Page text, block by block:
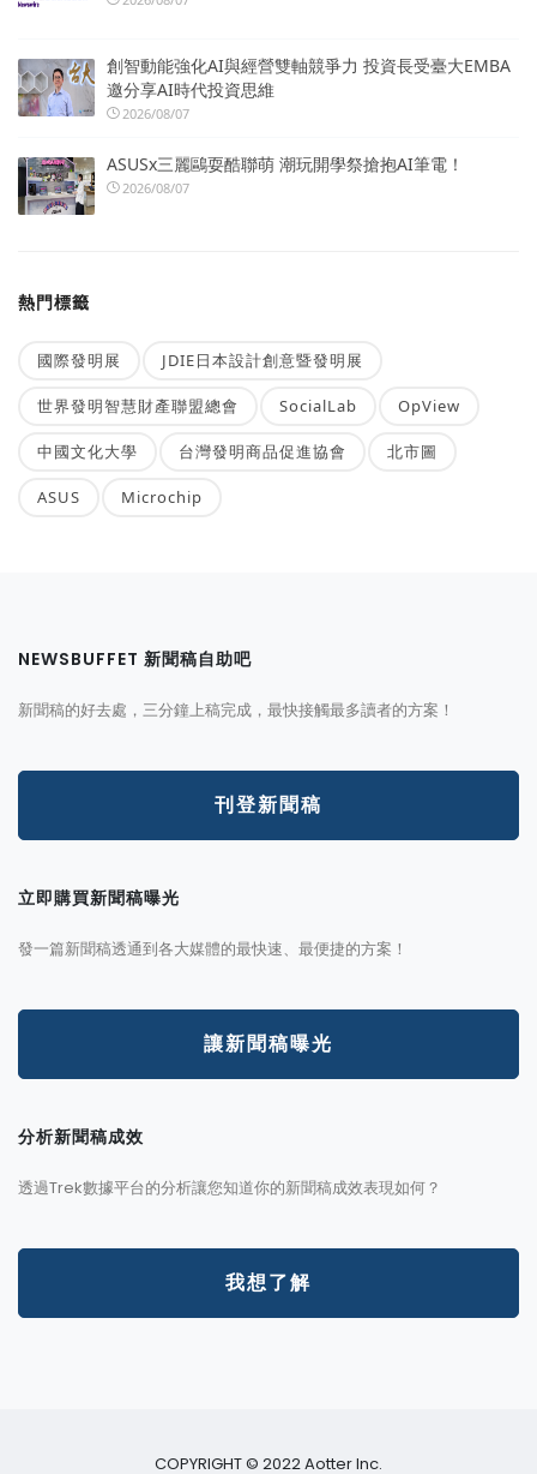
創智動能強化AI與經營雙軸競爭力 投資長受臺大EMBA
邀分享AI時代投資思維
2026/08/07
ASUSx三麗鷗耍酷聯萌 潮玩開學祭搶抱AI筆電！
2026/08/07
熱門標籤
國際發明展 JDIE日本設計創意暨發明展
世界發明智慧財產聯盟總會 SocialLab OpView
中國文化大學 台灣發明商品促進協會 北市圖
ASUS Microchip
NEWSBUFFET 新聞稿自助吧
新聞稿的好去處，三分鐘上稿完成，最快接觸最多讀者的方案！
刊登新聞稿
立即購買新聞稿曝光
發一篇新聞稿透通到各大媒體的最快速、最便捷的方案！
讓新聞稿曝光
分析新聞稿成效
透過Trek數據平台的分析讓您知道你的新聞稿成效表現如何？
我想了解
COPYRIGHT © 2022 Aotter Inc.